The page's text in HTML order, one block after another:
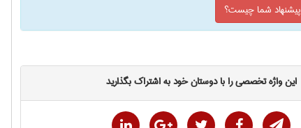
پیشنهاد شما چیست؟
این واژه تخصصی را با دوستان خود به اشتراک بگذارید